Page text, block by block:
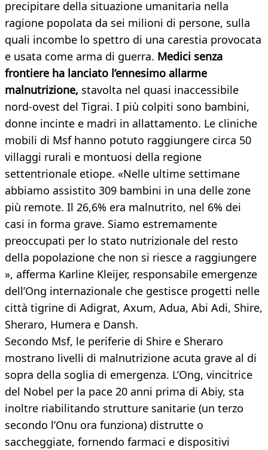
precipitare della situazione umanitaria nella
ragione popolata da sei milioni di persone, sulla
quali incombe lo spettro di una carestia provocata
e usata come arma di guerra. Medici senza
frontiere ha lanciato l’ennesimo allarme
malnutrizione, stavolta nel quasi inaccessibile
nord-ovest del Tigrai. I più colpiti sono bambini,
donne incinte e madri in allattamento. Le cliniche
mobili di Msf hanno potuto raggiungere circa 50
villaggi rurali e montuosi della regione
settentrionale etiope. «Nelle ultime settimane
abbiamo assistito 309 bambini in una delle zone
più remote. Il 26,6% era malnutrito, nel 6% dei
casi in forma grave. Siamo estremamente
preoccupati per lo stato nutrizionale del resto
della popolazione che non si riesce a raggiungere
», afferma Karline Kleijer, responsabile emergenze
dell’Ong internazionale che gestisce progetti nelle
città tigrine di Adigrat, Axum, Adua, Abi Adi, Shire,
Sheraro, Humera e Dansh.
Secondo Msf, le periferie di Shire e Sheraro
mostrano livelli di malnutrizione acuta grave al di
sopra della soglia di emergenza. L’Ong, vincitrice
del Nobel per la pace 20 anni prima di Abiy, sta
inoltre riabilitando strutture sanitarie (un terzo
secondo l’Onu ora funziona) distrutte o
saccheggiate, fornendo farmaci e dispositivi